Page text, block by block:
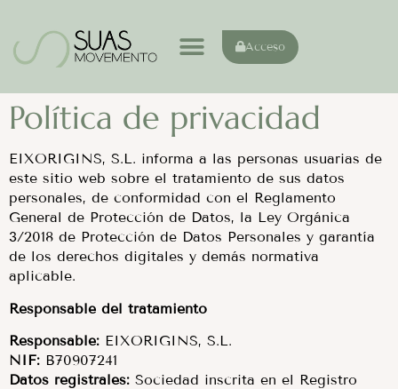
Acceso
Política de privacidad
EIXORIGINS, S.L. informa a las personas usuarias de
este sitio web sobre el tratamiento de sus datos
personales, de conformidad con el Reglamento
General de Protección de Datos, la Ley Orgánica
3/2018 de Protección de Datos Personales y garantía
de los derechos digitales y demás normativa
aplicable.
Responsable del tratamiento
Responsable: EIXORIGINS, S.L.
NIF: B70907241
Datos registrales: Sociedad inscrita en el Registro